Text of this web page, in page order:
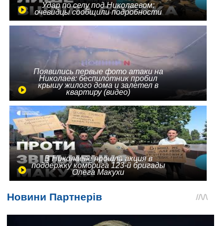
Удар по селу под Николаевом:
очевидцы сообщили подробности
Появились первые фото атаки на
Николаев: беспилотник пробил
крышу жилого дома и залетел в
квартиру (видео)
В Николаеве прошла акция в
поддержку комбрига 123-й бригады
Олега Макухи